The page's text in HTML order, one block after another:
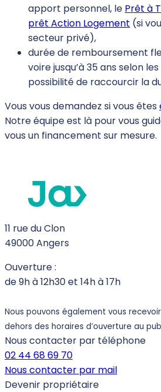
apport personnel, le Prêt à
prêt Action Logement (si
secteur privé),
durée de remboursement
voire jusqu’à 35 ans selon
possibilité de raccourcir la
Vous vous demandez si vous êtes
Notre équipe est là pour vous
vous un financement sur mesure.
11 rue du Clon
49000 Angers
Ouverture :
de 9h à 12h30 et 14h à 17h
Nous pouvons également vous
dehors des horaires d’ouverture au
Nous contacter par téléphone
02 44 68 69 70
Nous contacter par mail
Devenir propriétaire